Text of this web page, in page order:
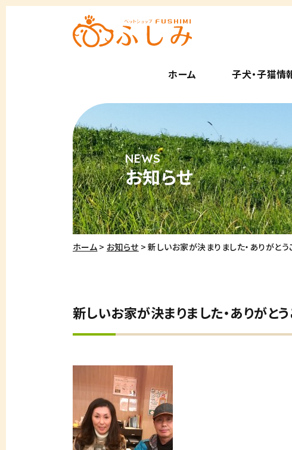
ホーム 子犬・子猫情
お知らせ
ホーム お知らせ 新しいお家が決まりました・ありがとう
新しいお家が決まりました・ありがと